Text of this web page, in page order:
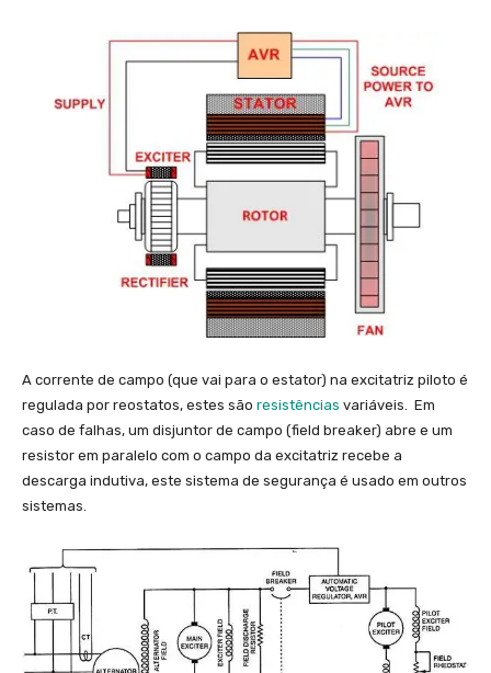
A corrente de campo (que vai para o estator) na excitatriz piloto é
regulada por reostatos, estes são resistências variáveis. Em
caso de falhas, um disjuntor de campo (field breaker) abre e um
resistor em paralelo com o campo da excitatriz recebe a
descarga indutiva, este sistema de segurança é usado em outros
sistemas.